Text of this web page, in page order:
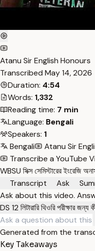
Atanu Sir English Honours
Transcribed May 14, 2026
Duration: 4:54
Words: 1,332
Reading time: 7 min
Language: Bengali
Speakers: 1
Bengali
Atanu Sir
Transcribe a YouTube
WBSU সিক্স সেমিস্টারের ইংরেজি
Transcript
Ask
Ask about this video.
DS 12 লিটারারি থিওরি পরীক্ষার
Generated from the
Key Takeaways